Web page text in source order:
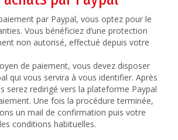
par Paypal, vous optez pour le
Vous bénéficiez d’une protection
non autorisé, effectué depuis votre
de paiement, vous devez disposer
qui vous servira à vous identifier. Après
serez redirigé vers la plateforme Paypal
Une fois la procédure terminée,
un mail de confirmation puis votre
conditions habituelles.